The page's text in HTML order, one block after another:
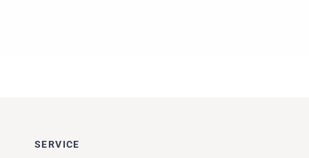
SERVICE